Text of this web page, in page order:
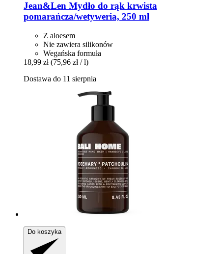
Jean&Len Mydło do rąk krwista
pomarańcza/wetyweria, 250 ml
Z aloesem
Nie zawiera silikonów
Wegańska formuła
18,99 zł (75,96 zł / l)
Dostawa do 11 sierpnia
Do koszyka